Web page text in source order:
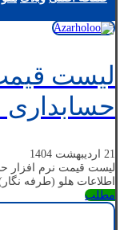
لیست
حسابداری
21 اردیبهشت 1404
اطلاعات هلو (طرفه
مطلب